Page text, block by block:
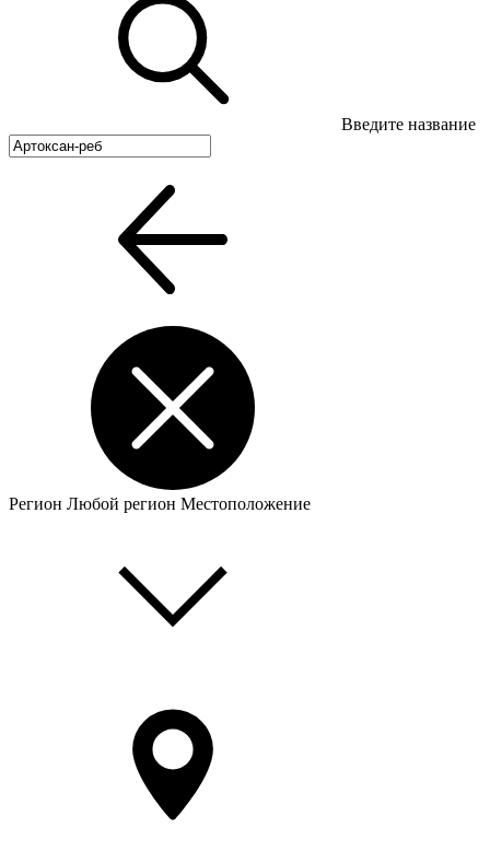
Введите название
Регион Любой регион Местоположение